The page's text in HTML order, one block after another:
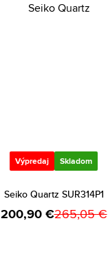
Výpredaj Skladom
Seiko Quartz SUR314P1
200,90 €265,05 €